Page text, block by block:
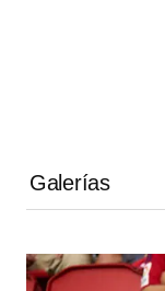
Galerías